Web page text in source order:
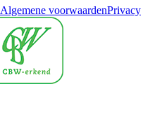
Algemene voorwaardenPrivacy